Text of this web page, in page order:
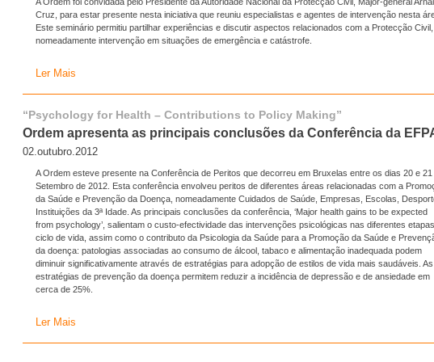
Cruz, para estar presente nesta iniciativa que reuniu especialistas e agentes de intervenção nesta
Este seminário permitiu partilhar experiências e discutir aspectos relacionados com a Protecção Civil,
nomeadamente intervenção em situações de emergência e catástrofe.
Ler Mais
“Psychology for Health – Contributions to Policy Making”
Ordem apresenta as principais conclusões da Conferência da
02.outubro.2012
A Ordem esteve presente na Conferência de Peritos que decorreu em Bruxelas entre os dias 20 e 21
Setembro de 2012. Esta conferência envolveu peritos de diferentes áreas relacionadas com a
da Saúde e Prevenção da Doença, nomeadamente Cuidados de Saúde, Empresas, Escolas,
Instituições da 3ª Idade. As principais conclusões da conferência, ‘Major health gains to be expected
from psychology’, salientam o custo-efectividade das intervenções psicológicas nas diferentes
ciclo de vida, assim como o contributo da Psicologia da Saúde para a Promoção da Saúde e
da doença: patologias associadas ao consumo de álcool, tabaco e alimentação inadequada podem
diminuir significativamente através de estratégias para adopção de estilos de vida mais saudáveis. As
estratégias de prevenção da doença permitem reduzir a incidência de depressão e de ansiedade em
cerca de 25%.
Ler Mais